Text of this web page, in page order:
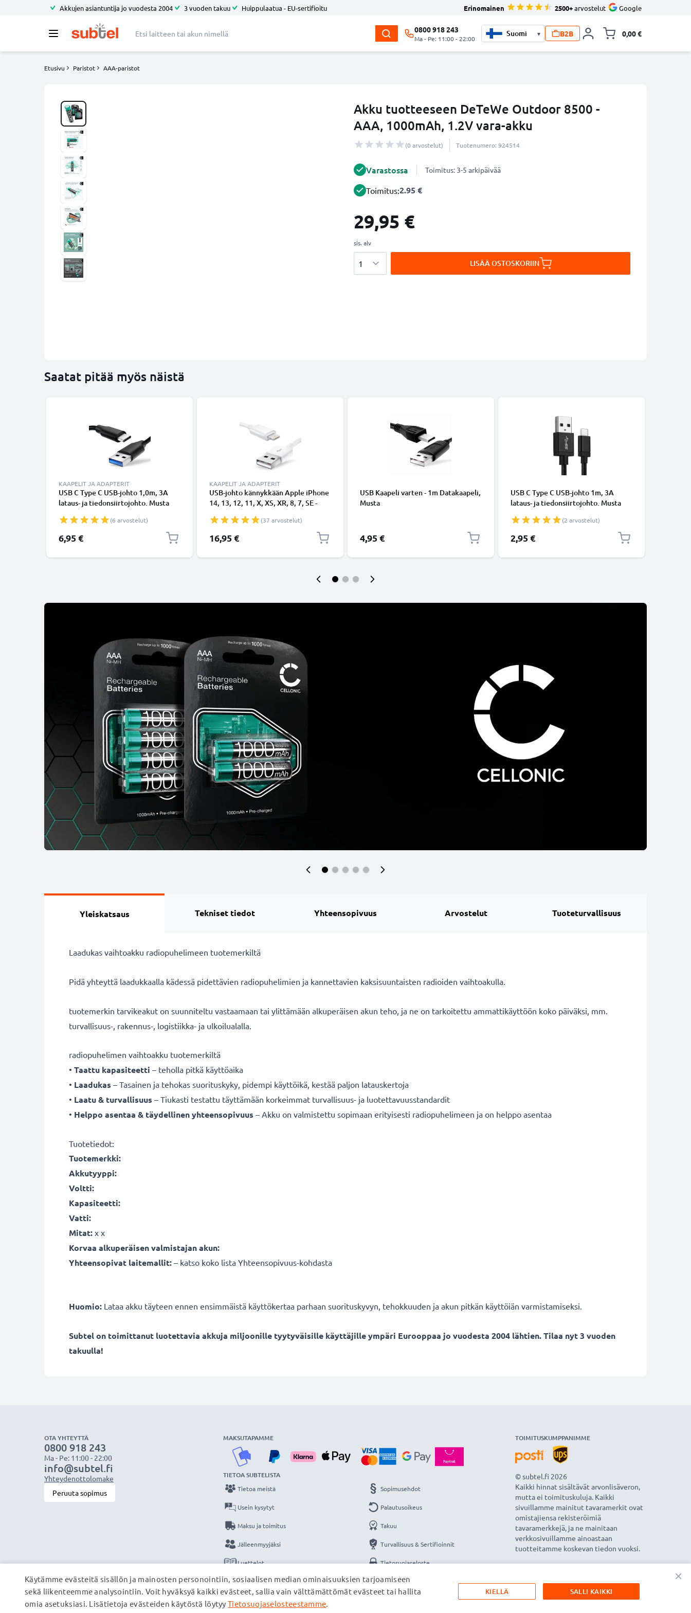
Akkujen asiantuntija jo vuodesta 2004 3 vuoden takuu Huippulaatua - EU-sertifioitu Erinomainen 2500+arvostelut Google
0800 918 243
Ma - Pe: 11:00 - 22:00
▾ B2B 0,00 €
Etusivu Paristot AAA-paristot
Akku tuotteeseen DeTeWe Outdoor 8500 -
AAA, 1000mAh, 1.2V vara-akku
(0 arvostelut) Tuotenumero: 924514
Varastossa Toimitus: 3-5 arkipäivää
Toimitus:2.95 €
29,95 €
sis. alv
LISÄÄ OSTOSKORIIN
Saatat pitää myös näistä
KAAPELIT JA ADAPTERIT
USB C Type C USB-johto 1,0m, 3A
lataus- ja tiedonsiirtojohto. Musta
USB-kaapeli
(6 arvostelut)
6,95 €
KAAPELIT JA ADAPTERIT
USB-johto kännykkään Apple iPhone
14, 13, 12, 11, X, XS, XR, 8, 7, SE -
Valkoinen datakaapeli(37 arvostelut)
16,95 €
USB Kaapeli varten - 1m Datakaapeli,
Musta
4,95 €
USB C Type C USB-johto 1m, 3A
lataus- ja tiedonsiirtojohto. Musta
USB-kaapeli
(2 arvostelut)
2,95 €
Yleiskatsaus Tekniset tiedot Yhteensopivuus Arvostelut Tuoteturvallisuus
Laadukas vaihtoakku radiopuhelimeen tuotemerkiltä
Pidä yhteyttä laadukkaalla kädessä pidettävien radiopuhelimien ja kannettavien kaksisuuntaisten radioiden vaihtoakulla.
tuotemerkin tarvikeakut on suunniteltu vastaamaan tai ylittämään alkuperäisen akun teho, ja ne on tarkoitettu ammattikäyttöön koko päiväksi, mm.
turvallisuus-, rakennus-, logistiikka- ja ulkoilualalla.
radiopuhelimen vaihtoakku tuotemerkiltä
• Taattu kapasiteetti – teholla pitkä käyttöaika
• Laadukas – Tasainen ja tehokas suorituskyky, pidempi käyttöikä, kestää paljon latauskertoja
• Laatu & turvallisuus – Tiukasti testattu täyttämään korkeimmat turvallisuus- ja luotettavuusstandardit
• Helppo asentaa & täydellinen yhteensopivuus – Akku on valmistettu sopimaan erityisesti radiopuhelimeen ja on helppo asentaa
Tuotetiedot:
Tuotemerkki:
Akkutyyppi:
Voltti:
Kapasiteetti:
Vatti:
Mitat: x x
Korvaa alkuperäisen valmistajan akun:
Yhteensopivat laitemallit: – katso koko lista Yhteensopivuus-kohdasta
Huomio: Lataa akku täyteen ennen ensimmäistä käyttökertaa parhaan suorituskyvyn, tehokkuuden ja akun pitkän käyttöiän varmistamiseksi.
Subtel on toimittanut luotettavia akkuja miljoonille tyytyväisille käyttäjille ympäri Eurooppaa jo vuodesta 2004 lähtien. Tilaa nyt 3 vuoden
takuulla!
OTA YHTEYTTÄ
0800 918 243
Ma - Pe: 11:00 - 22:00
info@subtel.fi
Yhteydenottolomake
Peruuta sopimus
MAKSUTAPAMME
TIETOA SUBTELISTA
Tietoa meistä
Usein kysytyt
Maksu ja toimitus
Jälleenmyyjäksi
Luettelot
Yhteys
Sopimusehdot
Palautusoikeus
Takuu
Turvallisuus & Sertifioinnit
Tietosuojaseloste
Yritystiedot
TOIMITUSKUMPPANIMME
© subtel.fi 2026
Kaikki hinnat sisältävät arvonlisäveron,
mutta ei toimituskuluja. Kaikki
sivuillamme mainitut tavaramerkit ovat
omistajiensa rekisteröimiä
tavaramerkkejä, ja ne mainitaan
verkkosivuillamme ainoastaan
tuotteitamme koskevan tiedon vuoksi.
×
Käytämme evästeitä sisällön ja mainosten personointiin, sosiaalisen median ominaisuuksien tarjoamiseen
sekä liikenteemme analysointiin. Voit hyväksyä kaikki evästeet, sallia vain välttämättömät evästeet tai hallita
omia asetuksiasi. Lisätietoja evästeiden käytöstä löytyyTietosuojaselosteestamme.
SALLI KAIKKI
KIELLÄ